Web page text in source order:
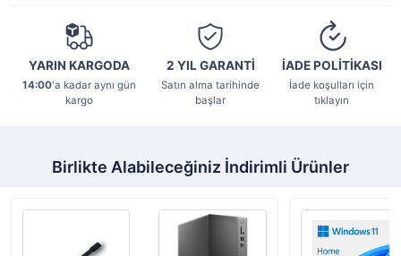
YARIN KARGODA
14:00'a kadar aynı gün
kargo
2 YILGARANTİ
Satın alma tarihinde
başlar
İADE POLİTİKASI
İade koşulları için
tıklayın
Birlikte Alabileceğiniz İndirimli Ürünler